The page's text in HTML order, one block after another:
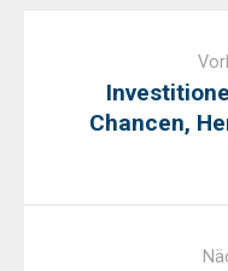
Chancen,